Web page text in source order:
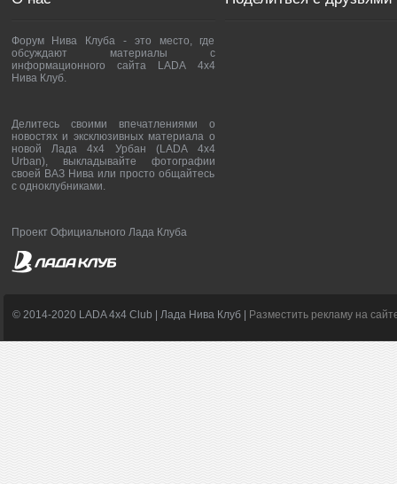
Форум Нива Клуба - это место, где
обсуждают материалы с
информационного сайта LADA 4x4
Нива Клуб.
Делитесь своими впечатлениями о
новостях и эксклюзивных материала о
новой Лада 4х4 Урбан (LADA 4x4
Urban), выкладывайте фотографии
своей ВАЗ Нива или просто общайтесь
с одноклубниками.
Проект Официального Лада Клуба
© 2014-2020 LADA 4x4 Club | Лада Нива Клуб | Разместить рекламу на